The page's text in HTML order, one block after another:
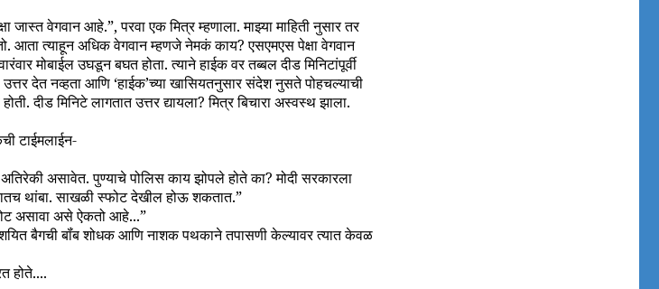
वेगवान आहे.”, परवा एक मित्र म्हणाला. माझ्या माहिती नुसार तर
आता त्याहून अधिक वेगवान म्हणजे नेमकं काय? एसएमएस पेक्षा वेगवान
मोबाईल उघडून बघत होता. त्याने हाईक वर तब्बल दीड मिनिटांपूर्वी
देत नव्हता आणि ‘हाईक’च्या खासियतनुसार संदेश नुसते पोहचल्याची
दीड मिनिटे लागतात उत्तर द्यायला? मित्र बिचारा अस्वस्थ झाला.
टाईमलाईन-
असावेत. पुण्याचे पोलिस काय झोपले होते का? मोदी सरकारला
थांबा. साखळी स्फोट देखील होऊ शकतात.”
असावा असे ऐकतो आहे...”
बैगची बॉंब शोधक आणि नाशक पथकाने तपासणी केल्यावर त्यात केवळ
होते....